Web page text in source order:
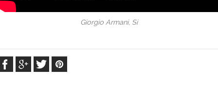
Giorgio Armani, Si